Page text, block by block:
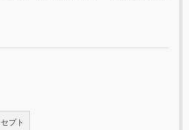
プト